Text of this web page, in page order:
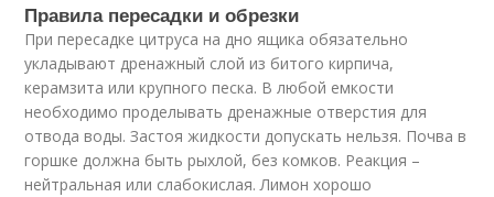
Правила пересадки и обрезки
При пересадке цитруса на дно ящика обязательно
укладывают дренажный слой из битого кирпича,
керамзита или крупного песка. В любой емкости
необходимо проделывать дренажные отверстия для
отвода воды. Застоя жидкости допускать нельзя. Почва в
горшке должна быть рыхлой, без комков. Реакция –
нейтральная или слабокислая. Лимон хорошо